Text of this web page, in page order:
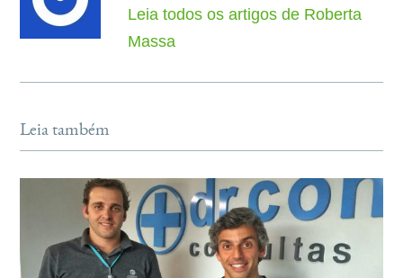
Leia todos os artigos de Roberta
Massa
Leia também